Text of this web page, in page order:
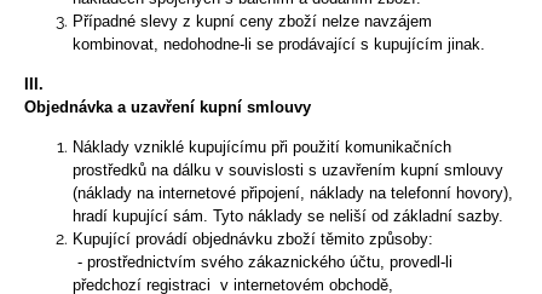
Případné slevy z kupní ceny zboží nelze navzájem
kombinovat, nedohodne-li se prodávající s kupujícím jinak.
III.
Objednávka a uzavření kupní smlouvy
Náklady vzniklé kupujícímu při použití komunikačních
prostředků na dálku v souvislosti s uzavřením kupní smlouvy
(náklady na internetové připojení, náklady na telefonní hovory),
hradí kupující sám. Tyto náklady se neliší od základní sazby.
Kupující provádí objednávku zboží těmito způsoby:
- prostřednictvím svého zákaznického účtu, provedl-li
předchozí registraci v internetovém obchodě,
e
m
ČEPICE
SAUNY
CLASS
SPIKE